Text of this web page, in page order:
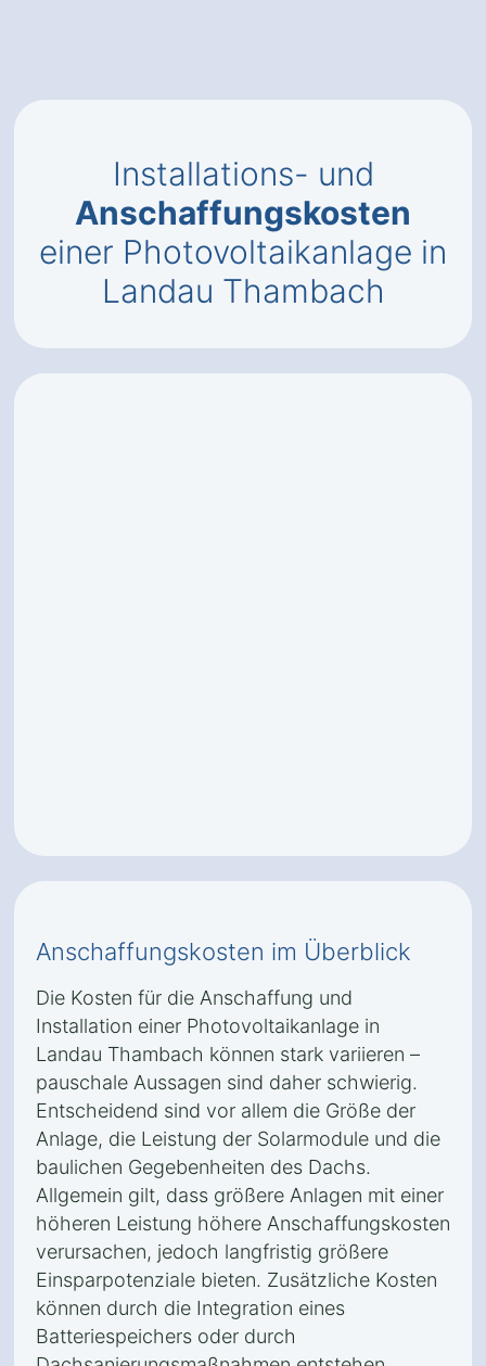
Installations- und
Anschaffungskosten
einer Photovoltaikanlage in
Landau Thambach
Anschaffungskosten im Überblick
Die Kosten für die Anschaffung und
Installation einer Photovoltaikanlage in
Landau Thambach können stark variieren –
pauschale Aussagen sind daher schwierig.
Entscheidend sind vor allem die Größe der
Anlage, die Leistung der Solarmodule und die
baulichen Gegebenheiten des Dachs.
Allgemein gilt, dass größere Anlagen mit einer
höheren Leistung höhere Anschaffungskosten
verursachen, jedoch langfristig größere
Einsparpotenziale bieten. Zusätzliche Kosten
können durch die Integration eines
Batteriespeichers oder durch